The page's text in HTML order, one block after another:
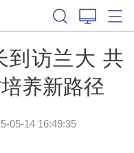
到访兰大 共
养新路径
05-14 16:49:35